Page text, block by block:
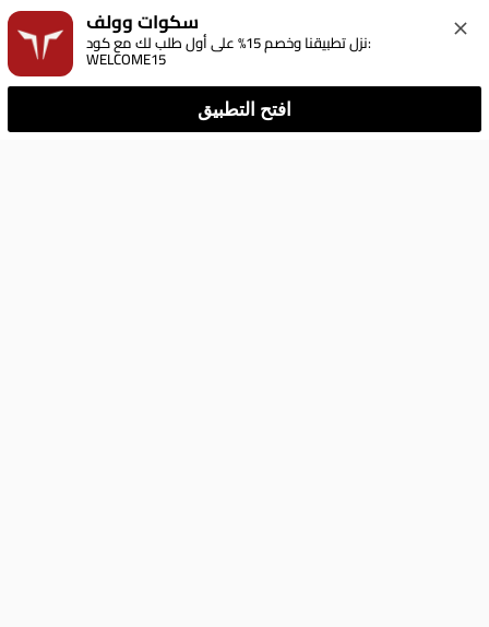
سكوات وولف
نزل تطبيقنا وخصم 15% على أول طلب لك مع كود:
WELCOME15
افتح التطبيق